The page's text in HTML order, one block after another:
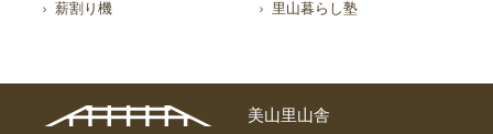
薪割り機
里山暮らし塾
美山里山舎